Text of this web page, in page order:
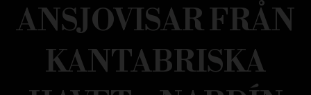
ANSJOVISAR FRÅN
KANTABRISKA